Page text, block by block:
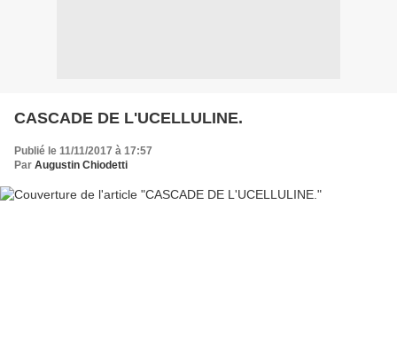
CASCADE DE L'UCELLULINE.
Publié le 11/11/2017 à 17:57
Par Augustin Chiodetti